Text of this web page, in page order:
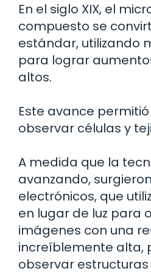
En el siglo XIX, el
compuesto se
estándar, utilizando
para lograr
altos.
Este avance
observar células y
A medida que la
avanzando,
electrónicos, que
en lugar de luz para
imágenes con una
increíblemente alta,
observar